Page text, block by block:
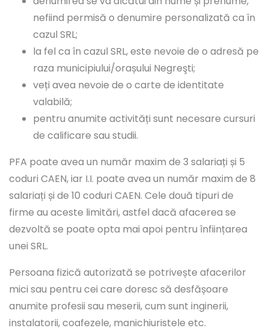
nefiind permisă o denumire personalizată ca în
cazul SRL;
la fel ca în cazul SRL, este nevoie de o adresă pe
raza municipiului/orașului Negreşti;
veți avea nevoie de o carte de identitate
valabilă;
pentru anumite activități sunt necesare cursuri
de calificare sau studii.
PFA poate avea un număr maxim de 3 salariați și 5
coduri CAEN, iar I.I. poate avea un număr maxim de 8
salariați și de 10 coduri CAEN. Cele două tipuri de
firme au aceste limitări, astfel dacă afacerea se
dezvoltă se poate opta mai apoi pentru înființarea
unei SRL.
Persoana fizică autorizată se potrivește afacerilor
mici sau pentru cei care doresc să desfășoare
anumite profesii sau meserii, cum sunt inginerii,
instalatorii, coafezele, manichiuristele etc.